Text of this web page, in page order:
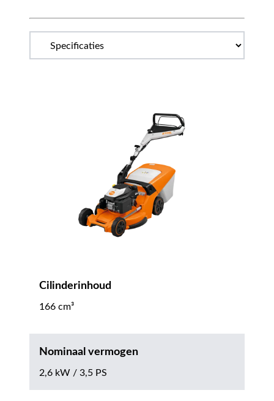
Cilinderinhoud
166 cm³
Nominaal vermogen
2,6 kW / 3,5 PS